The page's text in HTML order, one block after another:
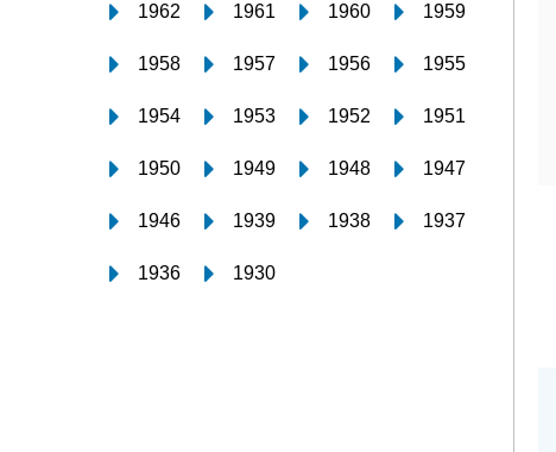
1962 1961 1960 1959
1958 1957 1956 1955
1954 1953 1952 1951
1950 1949 1948 1947
1946 1939 1938 1937
1936 1930